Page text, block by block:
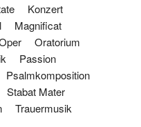
Konzert
Magnificat
Oratorium
Passion
Psalmkomposition
Stabat Mater
Trauermusik